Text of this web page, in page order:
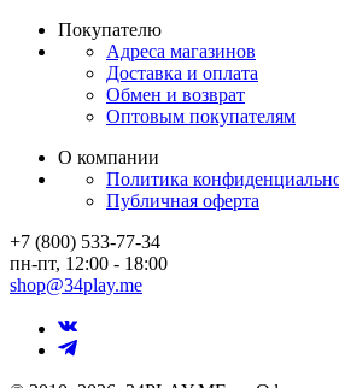
Покупателю
Адреса магазинов
Доставка и оплата
Обмен и возврат
Оптовым покупателям
О компании
Политика
Публичная оферта
+7 (800) 533-77-34
пн-пт, 12:00 - 18:00
shop@34play.me